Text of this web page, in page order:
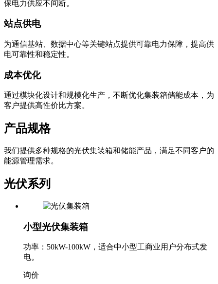
为通信基站、数据中心等关键站点提供可靠电力保障，提高供
电可靠性和稳定性。
成本优化
通过模块化设计和规模化生产，不断优化集装箱储能成本，为
客户提供高性价比方案。
能源管理需求。
小型光伏集装箱
功率：50kW-100kW，适合中小型工商业用户分布式发
电。
询价